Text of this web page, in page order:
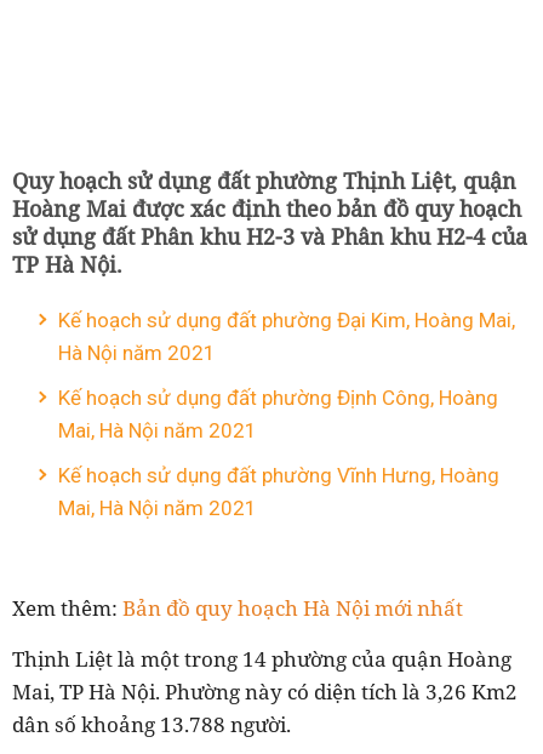
Quy hoạch sử dụng đất phường Thịnh Liệt, quận
Hoàng Mai được xác định theo bản đồ quy hoạch
sử dụng đất Phân khu H2-3 và Phân khu H2-4 của
TP Hà Nội.
Kế hoạch sử dụng đất phường Đại Kim, Hoàng Mai,
Hà Nội năm 2021
Kế hoạch sử dụng đất phường Định Công, Hoàng
Mai, Hà Nội năm 2021
Kế hoạch sử dụng đất phường Vĩnh Hưng, Hoàng
Mai, Hà Nội năm 2021
Xem thêm: Bản đồ quy hoạch Hà Nội mới nhất
Thịnh Liệt là một trong 14 phường của quận Hoàng
Mai, TP Hà Nội. Phường này có diện tích là 3,26 Km2
dân số khoảng 13.788 người.